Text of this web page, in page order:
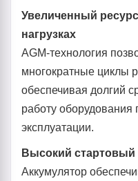
Увеличенный
нагрузках
AGM-технология
многократные циклы
обеспечивая долгий
работу оборудования
эксплуатации.
Высокий стартовый
Аккумулятор